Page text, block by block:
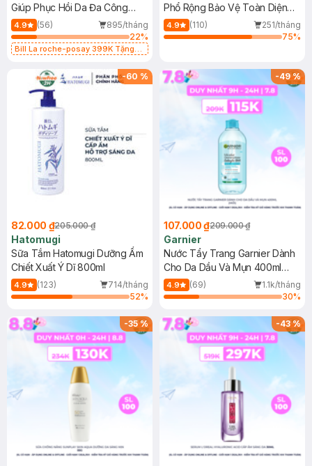
Giúp Phục Hồi Da Đa Công
Dụng 40ml
4.9 (56)
895/tháng
22%
Bill La roche-posay 399K Tặng
(SL có hạn)
Phổ Rộng Bảo Vệ Toàn Diện
40ml
4.9 (110)
251/tháng
75%
-60 %
82.000 ₫205.000 ₫
Hatomugi
Sữa Tắm Hatomugi Dưỡng Ẩm
Chiết Xuất Ý Dĩ 800ml
4.9 (123)
714/tháng
52%
-49%
107.000 ₫209.000 ₫
Garnier
Nước Tẩy Trang Garnier Dành
Cho Da Dầu Và Mụn 400ml
(Mới)
4.9 (69)
1.1k/tháng
30%
-35% -43%